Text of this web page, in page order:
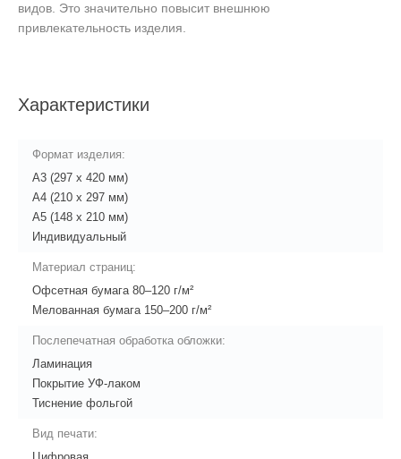
видов. Это значительно повысит внешнюю
привлекательность изделия.
Характеристики
Формат изделия:
А3 (297 x 420 мм)
А4 (210 x 297 мм)
А5 (148 x 210 мм)
Индивидуальный
Материал страниц:
Офсетная бумага 80–120 г/м²
Мелованная бумага 150–200 г/м²
Послепечатная обработка обложки:
Ламинация
Покрытие УФ-лаком
Тиснение фольгой
Вид печати: